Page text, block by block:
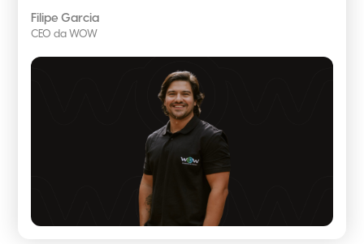
Filipe Garcia
CEO da WOW